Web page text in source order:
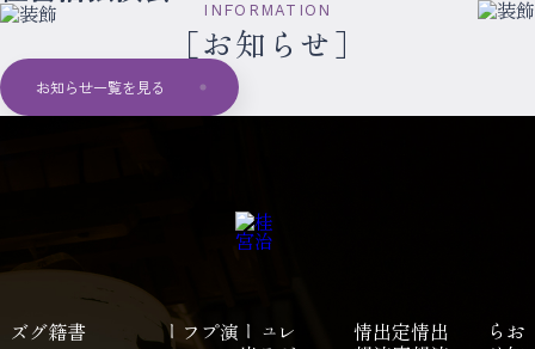
INFORMATION
お知らせ
お知らせ一覧を見る
演
書籍
・
グ
ッ
ズ